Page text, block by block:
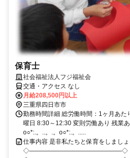
保育士
社会福祉法人フジ福祉会
交通・アクセス なし
月給208,500円以上
三重県四日市市
勤務時間詳細 総労働時間：1ヶ月あ
曜日 8:30～12:30 変則労働あり 残業
o○*:.。..。.。o○*:.。.....
仕事内容 是非私たちと保育をしましょ
◇―――――――――――――――◇ アッ